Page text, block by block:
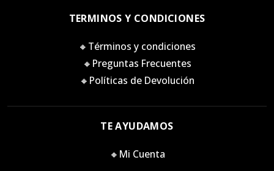
TERMINOS Y CONDICIONES
🔸Términos y condiciones
🔸Preguntas Frecuentes
🔸Políticas de Devolución
TE AYUDAMOS
🔸Mi Cuenta